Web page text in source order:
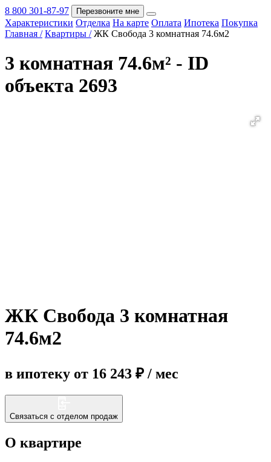
Покупка
8 800 301-87-97 Перезвоните мне
Характеристики Отделка На карте Оплата Ипотека Покупка
Главная / Квартиры / ЖК Свобода 3 комнатная 74.6м2
3 комнатная 74.6м² - ID
объекта 2693
ЖК Свобода 3 комнатная
74.6м2
в ипотеку от 16 243 ₽ / мес
Связаться с отделом продаж
О квартире